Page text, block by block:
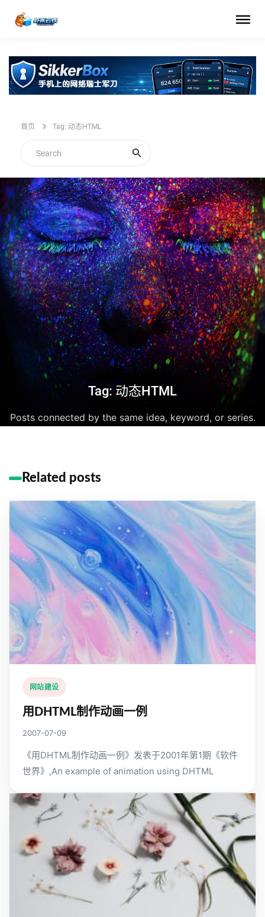
首页 Tag: 动态HTML
Tag: 动态HTML
Posts connected by the same idea, keyword, or series.
Related posts
网站建设
用DHTML制作动画一例
2007-07-09
《用DHTML制作动画一例》发表于2001年第1期《软件
世界》,An example of animation using DHTML